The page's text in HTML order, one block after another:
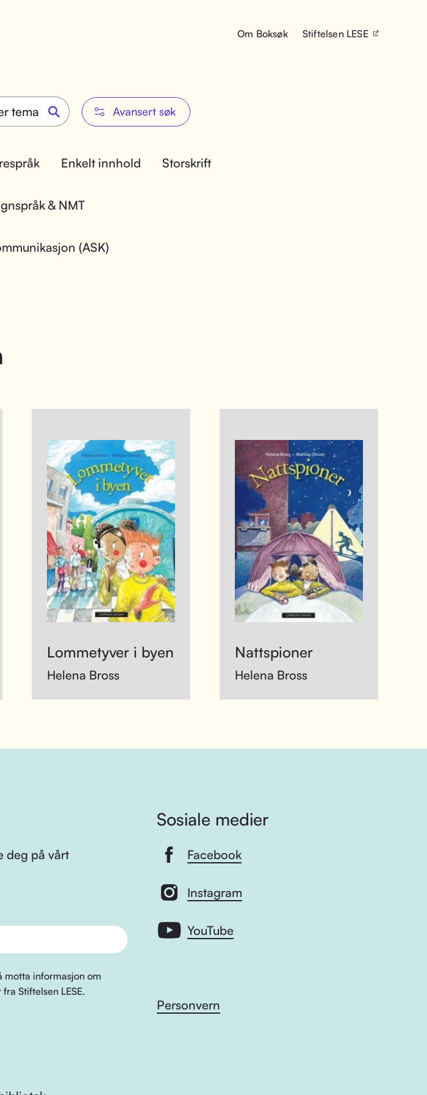
Om Boksøk Stiftelsen LESE
Avansert søk
Enkelt innhold Storskrift
& NMT
(ASK)
Lommetyver i byen
Helena Bross
Nattspioner
Helena Bross
deg på vårt
motta informasjon om
Stiftelsen LESE.
Sosiale medier
Facebook
Instagram
YouTube
Personvern